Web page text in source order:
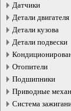
Датчики
Детали двигателя
Детали кузова
Детали подвески
Отопители
Подшипники
Приводные
Система